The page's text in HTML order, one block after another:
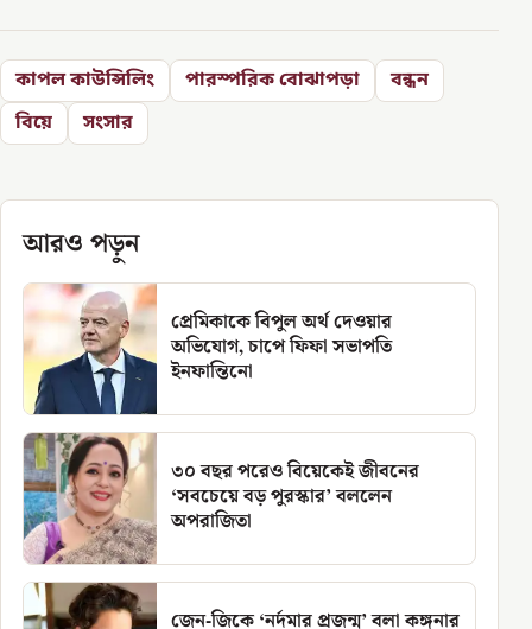
কাপল কাউন্সিলিং পারস্পরিক বোঝাপড়া
বন্ধন
বিয়ে
সংসার
আরও পড়ুন
প্রেমিকাকে বিপুল অর্থ দেওয়ার
অভিযোগ, চাপে ফিফা সভাপতি
ইনফান্তিনো
৩০ বছর পরেও বিয়েকেই জীবনের
‘সবচেয়ে বড় পুরস্কার’ বললেন
অপরাজিতা
জেন-জিকে ‘নর্দমার প্রজন্ম’ বলা কঙ্গনার